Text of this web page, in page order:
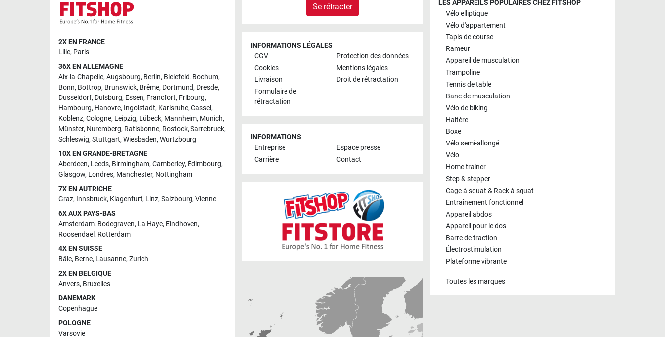
2X EN FRANCE
Lille, Paris
36X EN ALLEMAGNE
Aix-la-Chapelle, Augsbourg, Berlin, Bielefeld, Bochum,
Bonn, Bottrop, Brunswick, Brême, Dortmund, Dresde,
Dusseldorf, Duisburg, Essen, Francfort, Fribourg,
Hambourg, Hanovre, Ingolstadt, Karlsruhe, Cassel,
Koblenz, Cologne, Leipzig, Lübeck, Mannheim, Munich,
Münster, Nuremberg, Ratisbonne, Rostock, Sarrebruck,
Schleswig, Stuttgart, Wiesbaden, Wurtzbourg
10X EN GRANDE-BRETAGNE
Aberdeen, Leeds, Birmingham, Camberley, Édimbourg,
Glasgow, Londres, Manchester, Nottingham
7X EN AUTRICHE
Graz, Innsbruck, Klagenfurt, Linz, Salzbourg, Vienne
6X AUX PAYS-BAS
Amsterdam, Bodegraven, La Haye, Eindhoven,
Roosendael, Rotterdam
4X EN SUISSE
Bâle, Berne, Lausanne, Zurich
2X EN BELGIQUE
Anvers, Bruxelles
DANEMARK
Copenhague
POLOGNE
Varsovie
Se rétracter
INFORMATIONS LÉGALES
CGV
Protection des données
Cookies
Mentions légales
Livraison
Droit de rétractation
Formulaire de
rétractation
INFORMATIONS
Entreprise
Espace presse
Carrière
Contact
LES APPAREILS POPULAIRES CHEZ FITSHOP
Vélo elliptique
Vélo d'appartement
Tapis de course
Rameur
Appareil de musculation
Trampoline
Tennis de table
Banc de musculation
Vélo de biking
Haltère
Boxe
Vélo semi-allongé
Vélo
Home trainer
Step & stepper
Cage à squat & Rack à squat
Entraînement fonctionnel
Appareil abdos
Appareil pour le dos
Barre de traction
Électrostimulation
Plateforme vibrante
Toutes les marques